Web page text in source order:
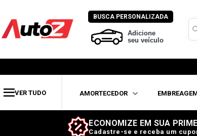
BUSCA PERSONALIZADA
Adicione
seu veículo
VER TUDO AMORTECEDOR
ECONOMIZE EM SUA
Cadastre-se e receba um